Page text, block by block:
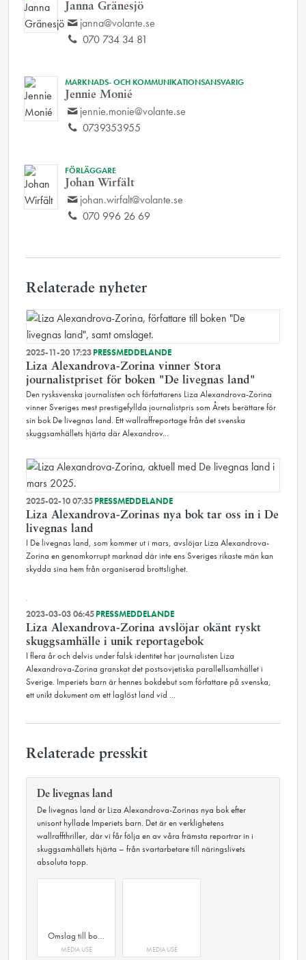
Janna Gränesjö
janna@volante.se
070 734 34 81
MARKNADS- OCH KOMMUNIKATIONSANSVARIG
Jennie Monié
jennie.monie@volante.se
0739353955
FÖRLÄGGARE
Johan Wirfält
johan.wirfalt@volante.se
070 996 26 69
Relaterade nyheter
2025-11-20 17:23PRESSMEDDELANDE
Liza Alexandrova-Zorina vinner Stora
journalistpriset för boken "De livegnas land"
Den rysksvenska journalisten och författarens Liza Alexandrova-Zorina
vinner Sveriges mest prestigefyllda journalistpris som Årets berättare för
sin bok De livegnas land. Ett wallraffreportage från det svenska
skuggsamhällets hjärta där Alexandrov...
2025-02-10 07:35PRESSMEDDELANDE
Liza Alexandrova-Zorinas nya bok tar oss in i De
livegnas land
I De livegnas land, som kommer ut i mars, avslöjar Liza Alexandrova-
Zorina en genomkorrupt marknad där inte ens Sveriges rikaste män kan
skydda sina hem från organiserad brottslighet.
2023-03-03 06:45PRESSMEDDELANDE
Liza Alexandrova-Zorina avslöjar okänt ryskt
skuggsamhälle i unik reportagebok
I flera år och delvis under falsk identitet har journalisten Liza
Alexandrova-Zorina granskat det postsovjetiska parallellsamhället i
Sverige. Imperiets barn är hennes bokdebut som författare på svenska,
ett unikt dokument om ett laglöst land vid ...
Relaterade presskit
De livegnas land
De livegnas land är Liza Alexandrova-Zorinas nya bok efter
unisont hyllade Imperiets barn. Det är en verklighetens
wallraffthriller, där vi får följa en av våra främsta reportrar in i
skuggsamhällets hjärta – från svartarbetare till näringslivets
absoluta topp.
Omslag till boken De livegnas land av Liza Alexandrova-Zorina
MEDIA USE MEDIA USE